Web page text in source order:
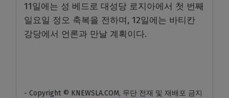
11일에는 성 베드로 대성당 로지아에서 첫 번째
일요일 정오 축복을 전하며, 12일에는 바티칸
강당에서 언론과 만날 계획이다.
- Copyright © KNEWSLA.COM, 무단 전재 및 재배포 금지